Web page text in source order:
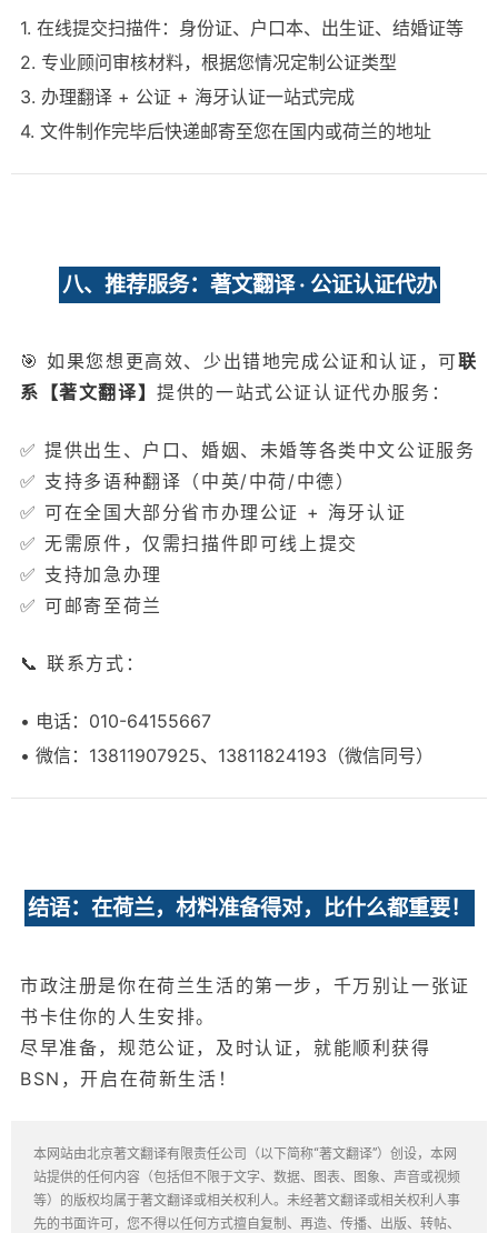
1. 在线提交扫描件：身份证、户口本、出生证、结婚证等
2. 专业顾问审核材料，根据您情况定制公证类型
3. 办理翻译 + 公证 + 海牙认证一站式完成
4. 文件制作完毕后快递邮寄至您在国内或荷兰的地址
八、推荐服务：著文翻译 · 公证认证代办
🎯 如果您想更高效、少出错地完成公证和认证，可联
系【著文翻译】提供的一站式公证认证代办服务：
✅ 提供出生、户口、婚姻、未婚等各类中文公证服务
✅ 支持多语种翻译（中英/中荷/中德）
✅ 可在全国大部分省市办理公证 + 海牙认证
✅ 无需原件，仅需扫描件即可线上提交
✅ 支持加急办理
✅ 可邮寄至荷兰
📞 联系方式：
• 电话：010-64155667
• 微信：13811907925、13811824193（微信同号）
结语：在荷兰，材料准备得对，比什么都重要！
市政注册是你在荷兰生活的第一步，千万别让一张证
书卡住你的人生安排。
尽早准备，规范公证，及时认证，就能顺利获得
BSN，开启在荷新生活！
本网站由北京著文翻译有限责任公司（以下简称“著文翻译”）创设，本网
站提供的任何内容（包括但不限于文字、数据、图表、图象、声音或视频
等）的版权均属于著文翻译或相关权利人。未经著文翻译或相关权利人事
先的书面许可，您不得以任何方式擅自复制、再造、传播、出版、转帖、